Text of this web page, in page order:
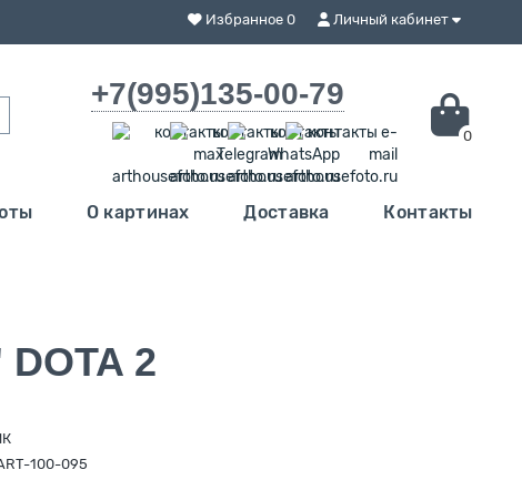
Личный кабинет
Избранное 0
+7(995)135-00-79
0
О картинах Доставка Контакты
2
100-095